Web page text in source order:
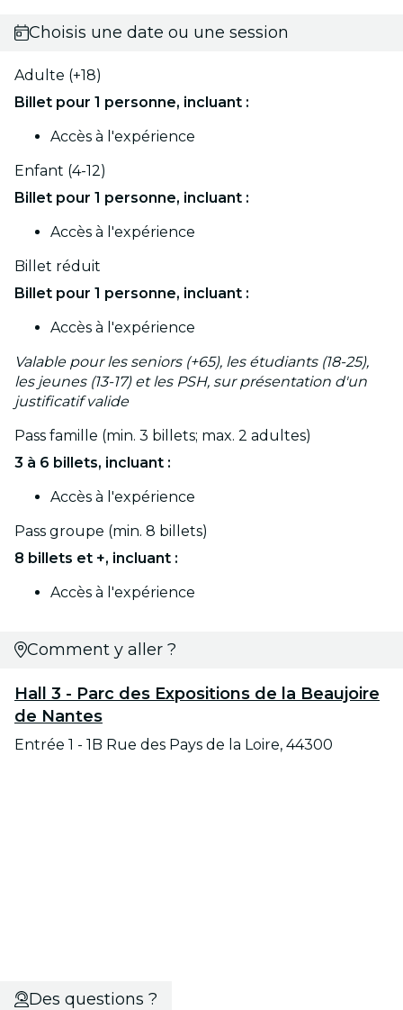
Choisis une date ou une session
Adulte (+18)
Billet pour 1 personne, incluant :
Accès à l'expérience
Enfant (4-12)
Billet pour 1 personne, incluant :
Accès à l'expérience
Billet réduit
Billet pour 1 personne, incluant :
Accès à l'expérience
Valable pour les seniors (+65), les étudiants (18-25),
les jeunes (13-17) et les PSH, sur présentation d'un
justificatif valide
Pass famille (min. 3 billets; max. 2 adultes)
3 à 6 billets, incluant :
Accès à l'expérience
Pass groupe (min. 8 billets)
8 billets et +, incluant :
Accès à l'expérience
Comment y aller ?
Hall 3 - Parc des Expositions de la Beaujoire
de Nantes
Entrée 1 - 1B Rue des Pays de la Loire, 44300
Des questions ?